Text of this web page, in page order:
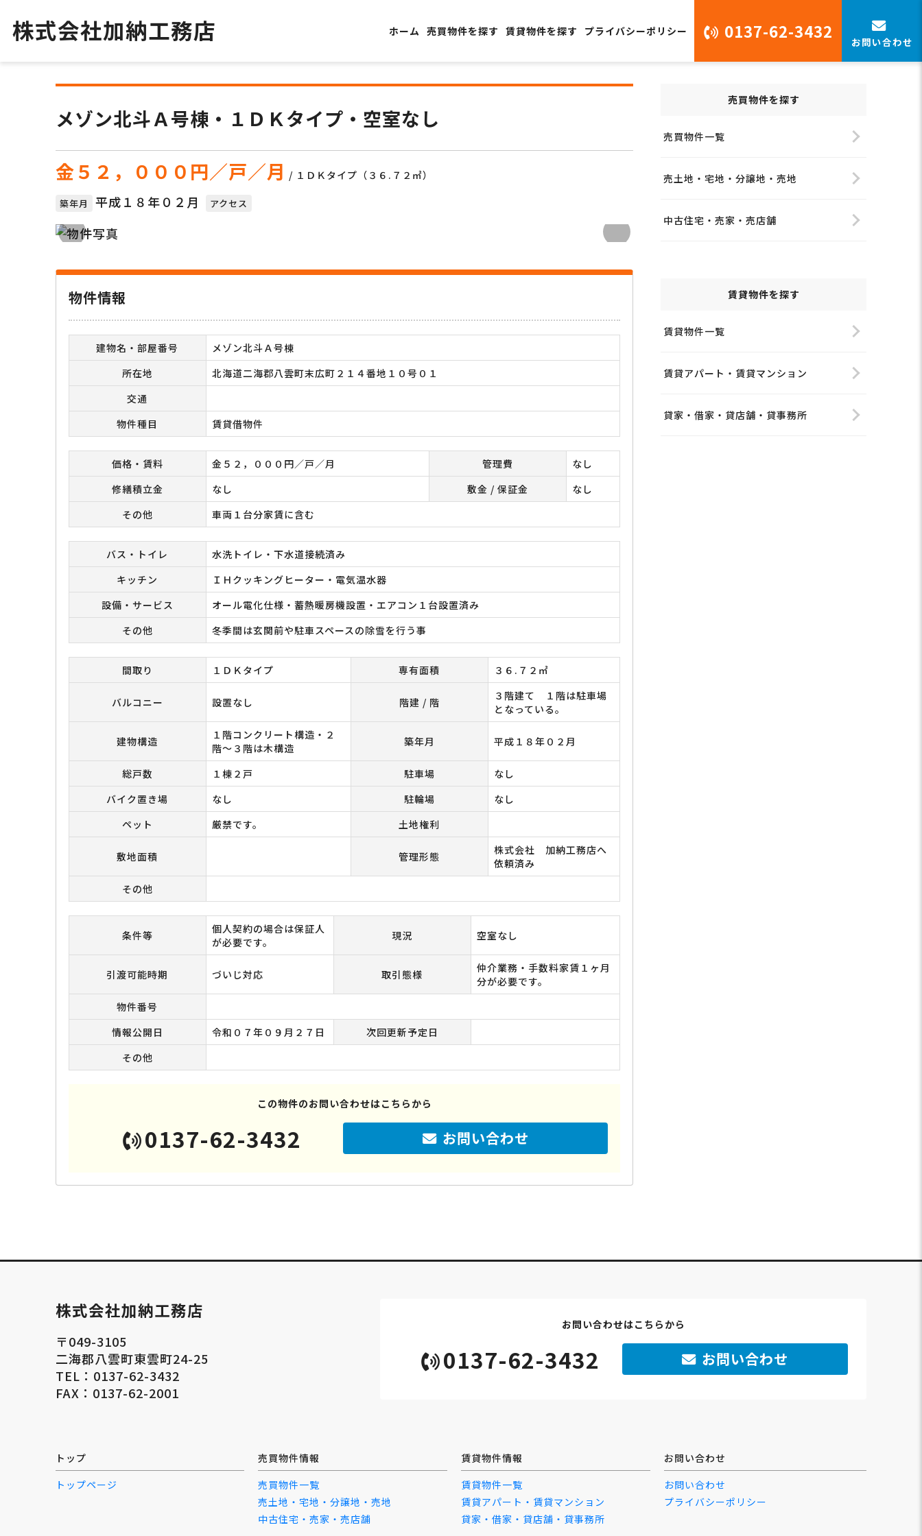
株式会社加納工務店 ホーム 売買物件を探す 賃貸物件を探す プライバシーポリシー 0137-62-3432 お問い合わせ
メゾン北斗Ａ号棟・１ＤＫタイプ・空室なし
金５２，０００円／戸／月 / １ＤＫタイプ（３６.７２㎡）
築年月 平成１８年０２月 アクセス
物件情報
建物名・部屋番号
メゾン北斗Ａ号棟
所在地
北海道二海郡八雲町末広町２１４番地１０号０１
交通
物件種目
賃貸借物件
価格・賃料 金５２，０００円／戸／月 管理費
なし
修繕積立金
なし 敷金 / 保証金
なし
その他
車両１台分家賃に含む
バス・トイレ
水洗トイレ・下水道接続済み
キッチン
ＩＨクッキングヒーター・電気温水器
設備・サービス
オール電化仕様・蓄熱暖房機設置・エアコン１台設置済み
その他
冬季間は玄関前や駐車スペースの除雪を行う事
間取り １ＤＫタイプ 専有面積 ３６.７２㎡
バルコニー 設置なし 階建 / 階
３階建て １階は駐車場
となっている。
建物構造
１階コンクリート構造・２
階～３階は木構造
築年月 平成１８年０２月
総戸数 １棟２戸 駐車場
なし
バイク置き場
なし 駐輪場
なし
ペット
厳禁です。 土地権利
敷地面積 管理形態
株式会社 加納工務店へ
依頼済み
その他
条件等
個人契約の場合は保証人
が必要です。
現況 空室なし
引渡可能時期 づいじ対応 取引態様
仲介業務・手数料家賃１ヶ月
分が必要です。
物件番号
情報公開日
令和０７年０９月２７日
次回更新予定日
その他
この物件のお問い合わせはこちらから
0137-62-3432 お問い合わせ
売買物件を探す
売買物件一覧
売土地・宅地・分譲地・売地
中古住宅・売家・売店舗
賃貸物件を探す
賃貸物件一覧
賃貸アパート・賃貸マンション
貸家・借家・貸店舗・貸事務所
株式会社加納工務店
〒049-3105
二海郡八雲町東雲町24-25
TEL：0137-62-3432
FAX：0137-62-2001
お問い合わせはこちらから
0137-62-3432 お問い合わせ
トップ
トップページ
売買物件情報
売買物件一覧
売土地・宅地・分譲地・売地
中古住宅・売家・売店舗
賃貸物件情報
賃貸物件一覧
賃貸アパート・賃貸マンション
貸家・借家・貸店舗・貸事務所
お問い合わせ
お問い合わせ
プライバシーポリシー